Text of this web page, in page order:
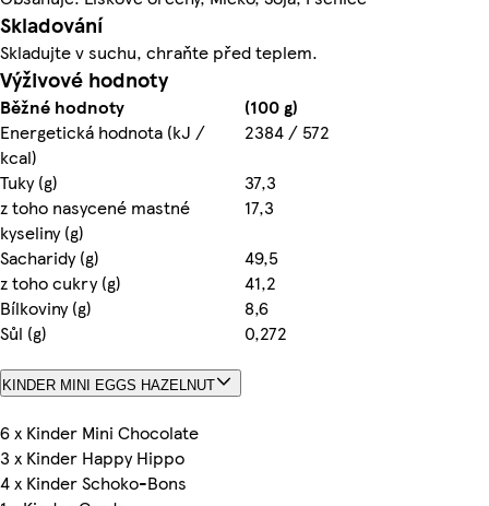
Skladování
Skladujte v suchu, chraňte před teplem.
Výživové hodnoty
Běžné hodnoty
(100 g)
Energetická hodnota (kJ /
kcal)
2384 / 572
Tuky (g)
37,3
z toho nasycené mastné
kyseliny (g)
17,3
Sacharidy (g)
49,5
z toho cukry (g)
41,2
Bílkoviny (g)
8,6
Sůl (g)
0,272
KINDER MINI EGGS HAZELNUT
6 x Kinder Mini Chocolate
3 x Kinder Happy Hippo
4 x Kinder Schoko-Bons